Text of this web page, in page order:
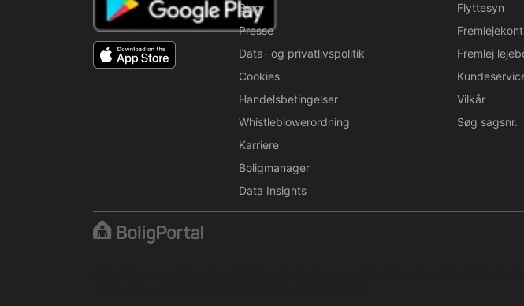
Blog
Presse
Data- og privatlivspolitik
Cookies
Handelsbetingelser
Whistleblowerordning
Karriere
Boligmanager
Data Insights
Flyttesyn
Fremlej
Vilkår
Søg sagsnr.